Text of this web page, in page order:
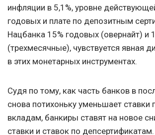
инфляции в 5,1%, уровне
годовых и плате по депозитным
Нацбанка 15% годовых (овернайт) и
(трехмесячные), чувствуется явная
в этих монетарных инструментах.
Судя по тому, как часть банков в
снова потихоньку уменьшает ставки
вкладам, банкиры ставят на новое
ставки и ставок по